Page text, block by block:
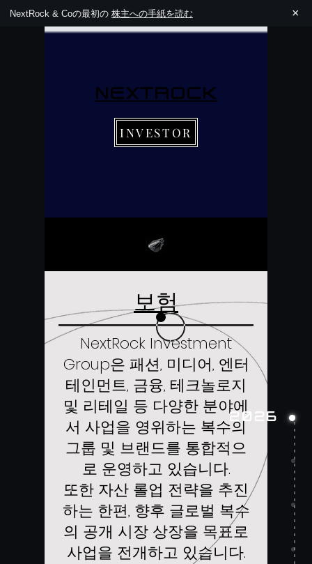
NextRock & Coの最初の 株主への手紙を読む ×
2026
NEXTROCK
INVESTOR
보험
NextRock Investment
Group은 패션, 미디어, 엔터
테인먼트, 금융, 테크놀로지
및 리테일 등 다양한 분야에
서 사업을 영위하는 복수의
그룹 및 브랜드를 통합적으
로 운영하고 있습니다.
또한 자산 롤업 전략을 추진
하는 한편, 향후 글로벌 복수
의 공개 시장 상장을 목표로
사업을 전개하고 있습니다.